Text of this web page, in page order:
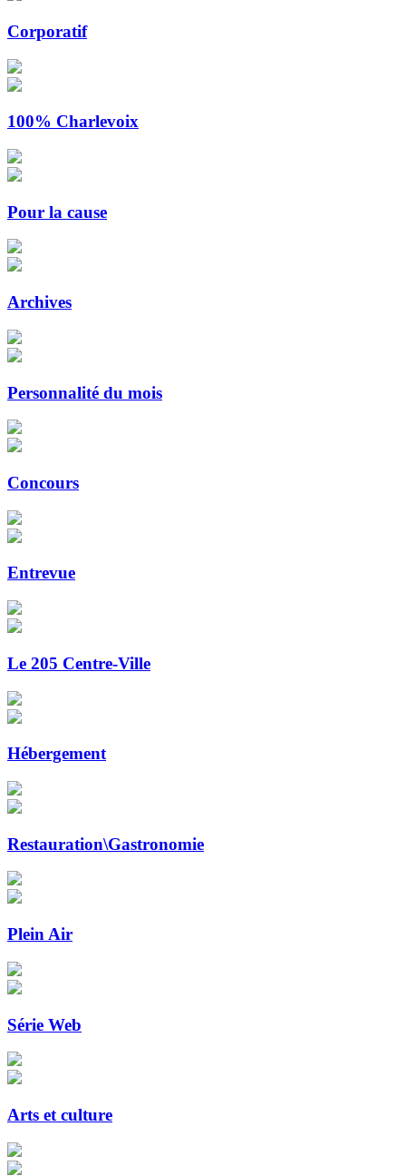
Corporatif
100% Charlevoix
Pour la cause
Archives
Personnalité du mois
Concours
Entrevue
Le 205 Centre-Ville
Hébergement
Restauration\Gastronomie
Plein Air
Série Web
Arts et culture